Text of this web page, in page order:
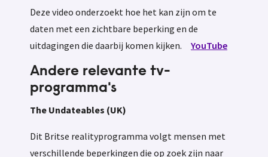
Deze video onderzoekt hoe het kan zijn om te
daten met een zichtbare beperking en de
uitdagingen die daarbij komen kijken.
YouTube
Andere relevante tv-
programma's
The Undateables (UK)
Dit Britse realityprogramma volgt mensen met
verschillende beperkingen die op zoek zijn naar